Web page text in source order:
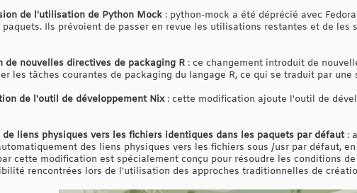
de l'utilisation de Python Mock : python-mock a été déprécié avec
paquets. Ils prévoient de passer en revue les utilisations restantes et de les
de nouvelles directives de packaging R : ce changement introduit de
les tâches courantes de packaging du langage R, ce qui se traduit par
de l'outil de développement Nix: cette modification ajoute l'outil de
de liens physiques vers les fichiers identiques dans les paquets par défaut:
des liens physiques vers les fichiers sous /usr par défaut,
cette modification est spécialement conçu pour résoudre les conditions
rencontrées lors de l'utilisation des approches traditionnelles de